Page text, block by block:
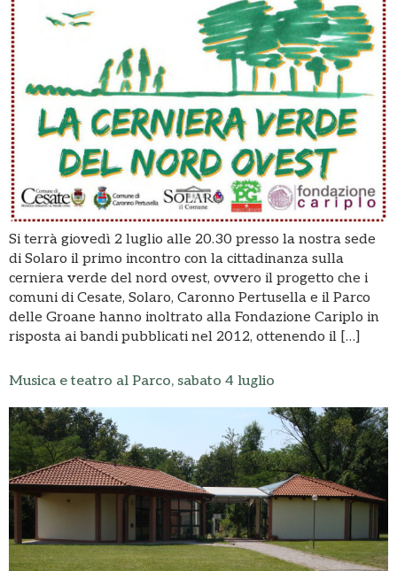
Si terrà giovedì 2 luglio alle 20.30 presso la nostra sede
di Solaro il primo incontro con la cittadinanza sulla
cerniera verde del nord ovest, ovvero il progetto che i
comuni di Cesate, Solaro, Caronno Pertusella e il Parco
delle Groane hanno inoltrato alla Fondazione Cariplo in
risposta ai bandi pubblicati nel 2012, ottenendo il […]
Musica e teatro al Parco, sabato 4 luglio